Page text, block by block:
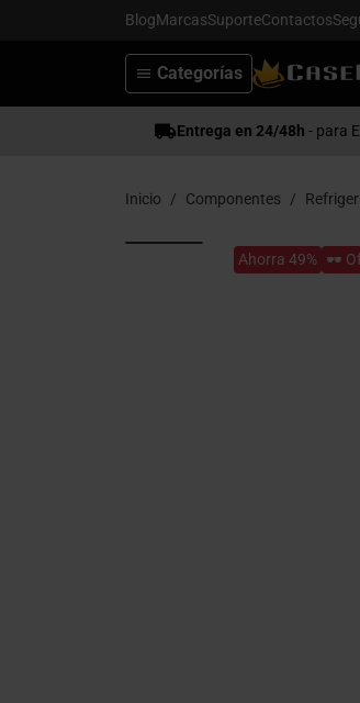
BlogMarcasSuporteContactos
Categorías
Entrega en 24/48h - para
Inicio Componentes
Ahorra 49% 🕶️